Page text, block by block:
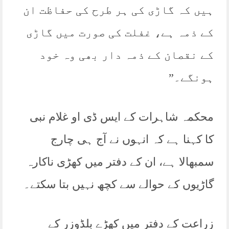
ہیں کہ گاڑی کی ہر طرح کی حفاظت ان
کے ذمہ ہے، غفلت کی صورت میں گاڑی
کے نقصان کے ذمہ دار بھی وہ خود
ہونگے۔”
محکمہ شاہرات کے ایس ڈی او غلام نبی
کا کہنا ہے کہ انہوں نے آج ہی چارج
سمبھالا ہے، ان کے دفتر میں کھڑی ناکارہ
گاڑیوں کے حوالے سے کچھ نہیں بتا سکتے۔
زراعت کے دفتر میں کھڑے بلڈوزر کے